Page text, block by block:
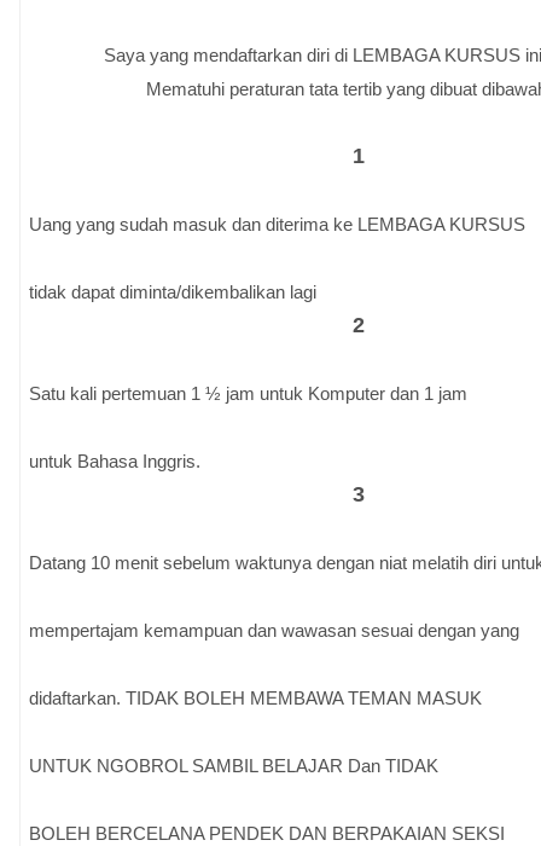
Saya yang mendaftarkan diri di LEMBAGA KURSUS
Mematuhi peraturan tata tertib yang dibuat
1
Uang yang sudah masuk dan diterima ke LEMBAGA KURSUS
tidak dapat diminta/dikembalikan lagi
2
Satu kali pertemuan 1 ½ jam untuk Komputer dan 1 jam
untuk Bahasa Inggris.
3
Datang 10 menit sebelum waktunya dengan niat melatih diri
mempertajam kemampuan dan wawasan sesuai dengan yang
didaftarkan. TIDAK BOLEH MEMBAWA TEMAN MASUK
UNTUK NGOBROL SAMBIL BELAJAR Dan TIDAK
BOLEH BERCELANA PENDEK DAN BERPAKAIAN SEKSI